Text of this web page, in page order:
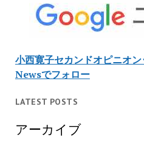
小西寛子セカンドオピニオ
Newsでフォロー
LATEST POSTS
アーカイブ